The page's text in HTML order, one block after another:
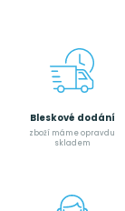
Bleskové dodání
zboží máme opravdu
skladem